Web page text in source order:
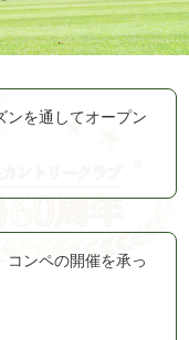
ンを通してオープン
コンペの開催を承っ